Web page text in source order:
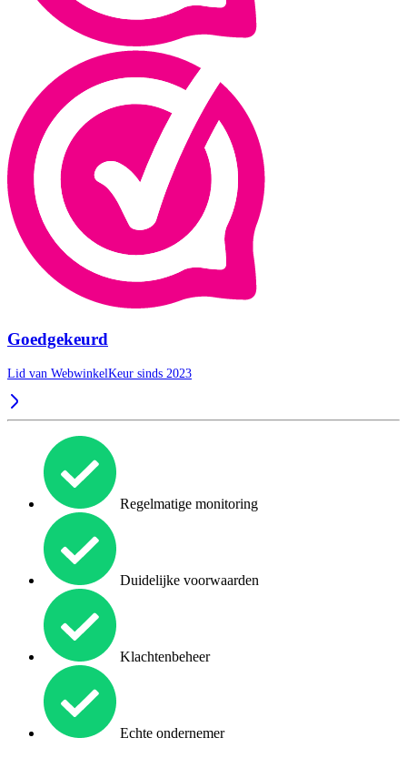
Goedgekeurd
Lid van WebwinkelKeur sinds 2023
Regelmatige monitoring
Duidelijke voorwaarden
Klachtenbeheer
Echte ondernemer